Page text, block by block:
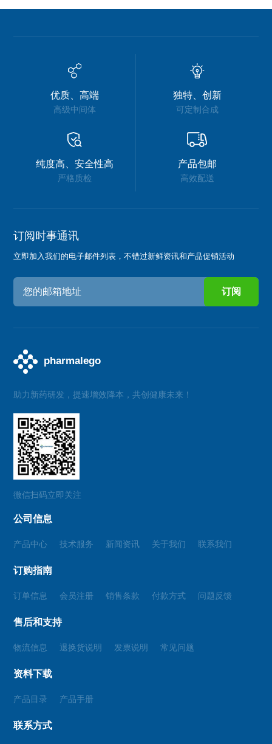
优质、高端
高级中间体
独特、创新
可定制合成
纯度高、安全性高
严格质检
产品包邮
高效配送
订阅时事通讯
立即加入我们的电子邮件列表，不错过新鲜资讯和产品促销活动
助力新药研发，提速增效降本，共创健康未来！
微信扫码立即关注
公司信息
产品中心 技术服务 新闻资讯 关于我们 联系我们
订购指南
订单信息 会员注册 销售条款 付款方式 问题反馈
售后和支持
物流信息 退换货说明 发票说明 常见问题
资料下载
产品目录 产品手册
联系方式